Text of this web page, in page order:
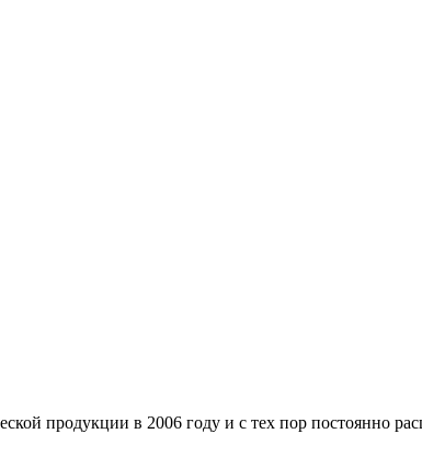
продукции в 2006 году и с тех пор постоянно